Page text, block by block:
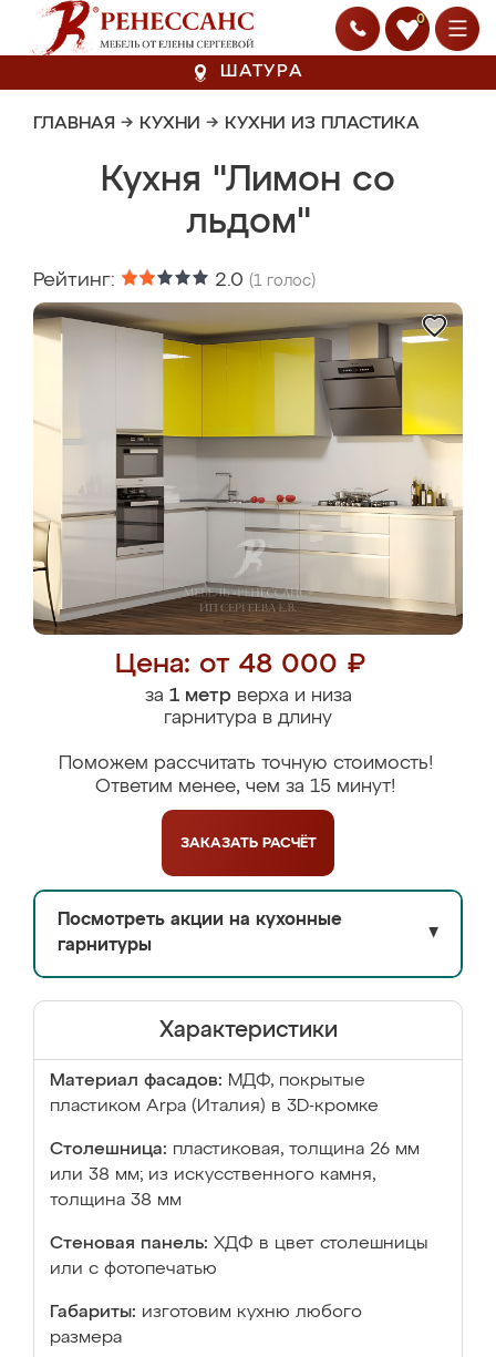
0
ШАТУРА
ГЛАВНАЯ → КУХНИ → КУХНИ ИЗ ПЛАСТИКА
Кухня "Лимон со
льдом"
Рейтинг: 2.0 (1 голос)
Цена: от 48 000 ₽
за 1 метрверха и низа
гарнитура в длину
Поможем рассчитать точную стоимость!
Ответим менее, чем за 15 минут!
ЗАКАЗАТЬ РАСЧЁТ
Посмотреть акции на кухонные
гарнитуры
▼
Характеристики
Материал фасадов: МДФ, покрытые
пластиком Arpa (Италия) в 3D-кромке
Столешница: пластиковая, толщина 26 мм
или 38 мм; из искусственного камня,
толщина 38 мм
Стеновая панель: ХДФ в цвет столешницы
или с фотопечатью
Габариты: изготовим кухню любого
размера